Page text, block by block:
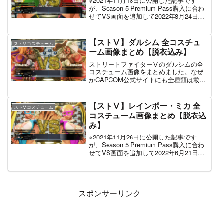
が、Season 5 Premium Pass購入に合わ
せてVS画面を追加して2022年8月24日に
めました。なぜかCAPCO...
ストⅤコスチューム
【ストⅤ】ダルシム 全コスチュ
ーム画像まとめ【脱衣込み】
ストリートファイターⅤのダルシムの全
コスチューム画像をまとめました。なぜ
かCAPCOM公式サイトにも全種類は載っ
Edition Upgrade Kit+ ...
ストⅤコスチューム
【ストⅤ】レインボー・ミカ 全
コスチューム画像まとめ【脱衣込
み】
※2021年11月26日に公開した記事です
が、Season 5 Premium Pass購入に合わ
せてVS画面を追加して2022年6月21日に
スポンサーリンク